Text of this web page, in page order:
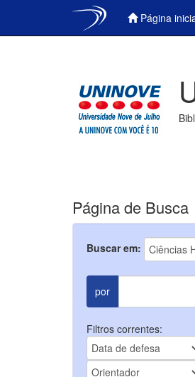
Página
Página de Busca
Buscar em:
por
Filtros correntes: